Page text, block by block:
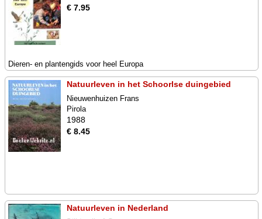
€ 7.95
Dieren- en plantengids voor heel Europa
Natuurleven in het Schoorlse duingebied
Nieuwenhuizen Frans
Pirola
1988
€ 8.45
Natuurleven in Nederland